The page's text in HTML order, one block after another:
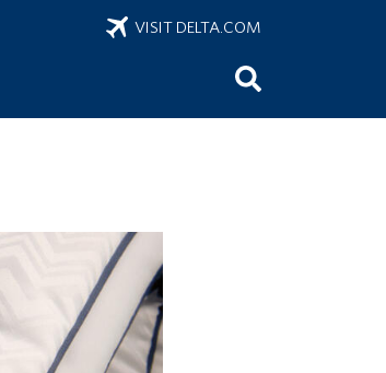
VISIT DELTA.COM